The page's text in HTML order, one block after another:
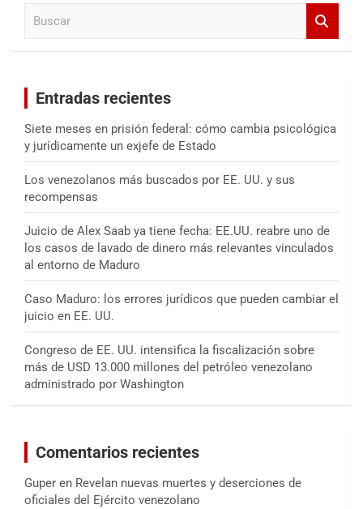
Entradas recientes
Siete meses en prisión federal: cómo cambia psicológica
y jurídicamente un exjefe de Estado
Los venezolanos más buscados por EE. UU. y sus
recompensas
Juicio de Alex Saab ya tiene fecha: EE.UU. reabre uno de
los casos de lavado de dinero más relevantes vinculados
al entorno de Maduro
Caso Maduro: los errores jurídicos que pueden cambiar el
juicio en EE. UU.
Congreso de EE. UU. intensifica la fiscalización sobre
más de USD 13.000 millones del petróleo venezolano
administrado por Washington
Comentarios recientes
Guper en Revelan nuevas muertes y deserciones de
oficiales del Ejército venezolano